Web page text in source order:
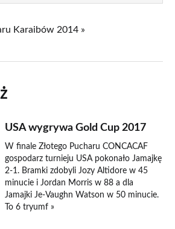
Karaibów 2014 »
USA wygrywa Gold Cup 2017
W finale Złotego Pucharu CONCACAF
gospodarz turnieju USA pokonało Jamajkę
2-1. Bramki zdobyli Jozy Altidore w 45
minucie i Jordan Morris w 88 a dla
Jamajki Je-Vaughn Watson w 50 minucie.
To 6 tryumf »